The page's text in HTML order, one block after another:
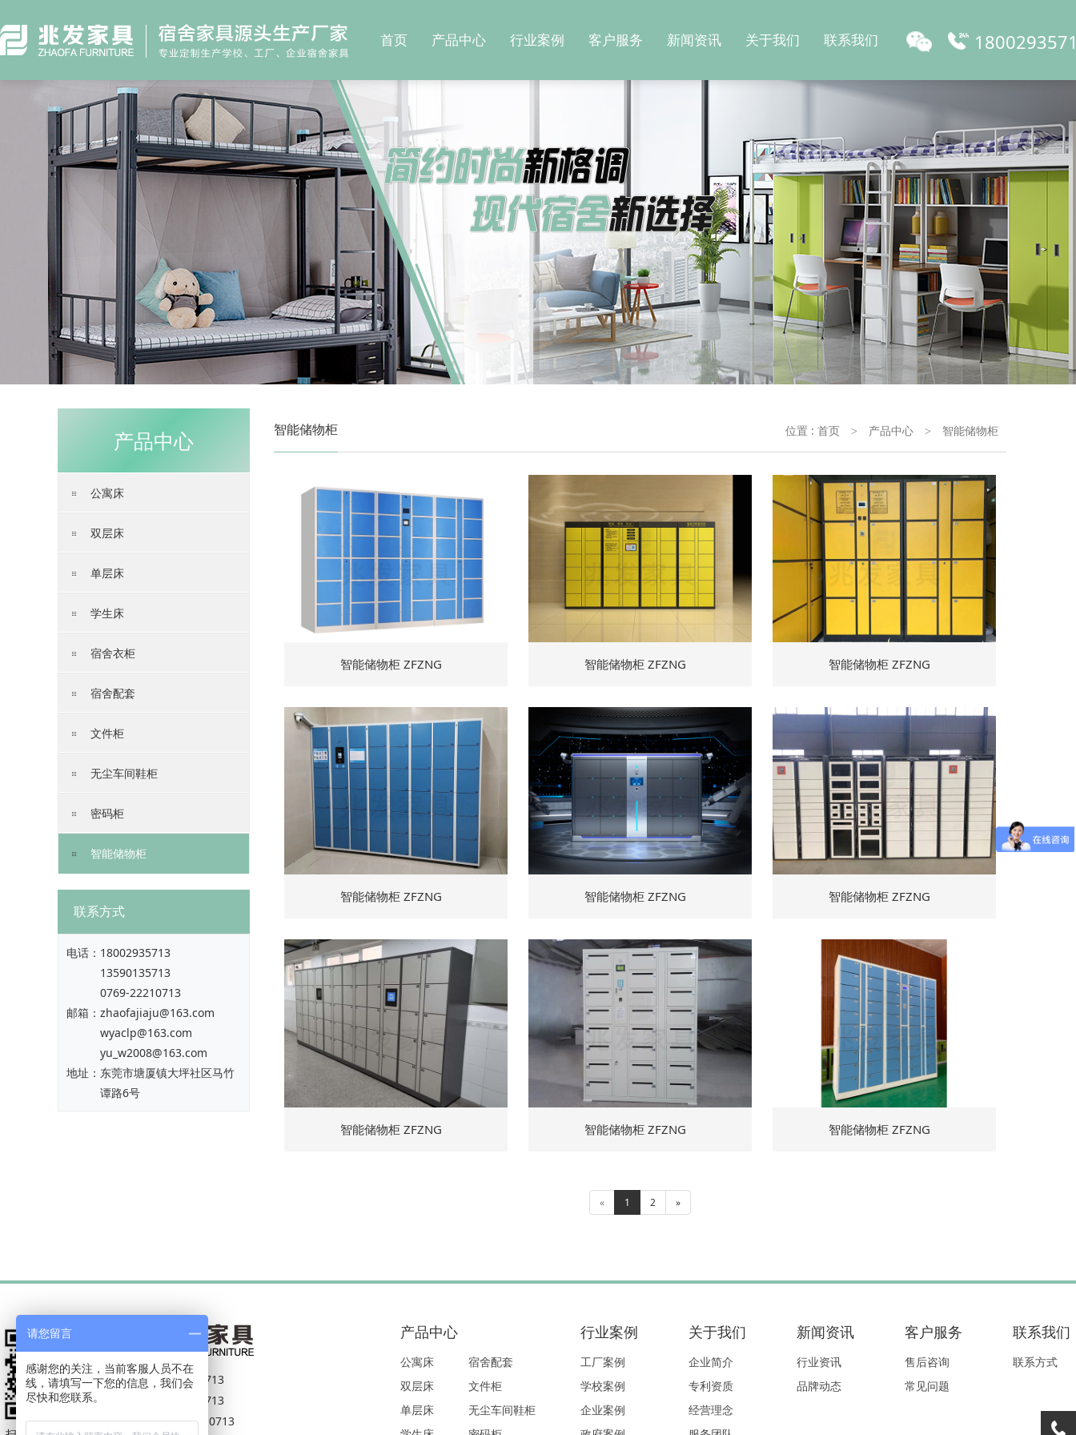
首页 产品中心 行业案例 客户服务 新闻资讯 关于我们 联系我们
产品中心
公寓床
双层床
单层床
学生床
宿舍衣柜
宿舍配套
文件柜
无尘车间鞋柜
密码柜
智能储物柜
联系方式
电话： 18002935713
13590135713
0769-22210713
邮箱：zhaofajiaju@163.com
wyaclp@163.com
yu_w2008@163.com
地址：东莞市塘厦镇大坪社区马竹
谭路6号
智能储物柜 位置 : 首页 > 产品中心 > 智能储物柜
智能储物柜 ZFZNG 智能储物柜 ZFZNG 智能储物柜 ZFZNG
智能储物柜 ZFZNG 智能储物柜 ZFZNG 智能储物柜 ZFZNG
智能储物柜 ZFZNG 智能储物柜 ZFZNG 智能储物柜 ZFZNG
« 1 2 »
电话： 18002935713
13590135713
0769-22210713
产品中心
公寓床
双层床
单层床
宿舍配套
文件柜
无尘车间鞋柜
行业案例
工厂案例
学校案例
企业案例
关于我们
企业简介
专利资质
经营理念
新闻资讯
行业资讯
品牌动态
客户服务
售后咨询
常见问题
联系我们
联系方式
请您留言
感谢您的关注，当前客服人员不在
线，请填写一下您的信息，我们会
尽快和您联系。